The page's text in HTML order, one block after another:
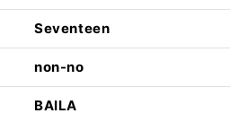
Seventeen
non-no
BAILA